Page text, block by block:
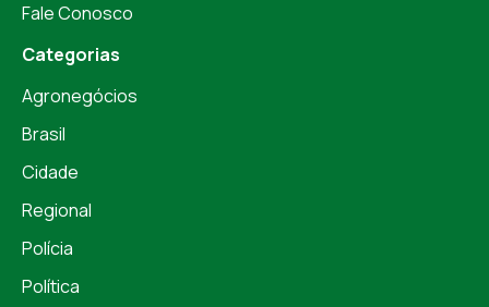
Fale Conosco
Categorias
Agronegócios
Brasil
Cidade
Regional
Polícia
Política